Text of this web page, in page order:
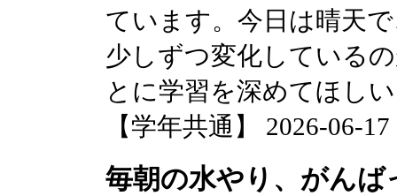
ています。今日は晴天
少しずつ変化している
とに学習を深めてほし
【学年共通】 2026-06-
毎朝の水やり、がんば